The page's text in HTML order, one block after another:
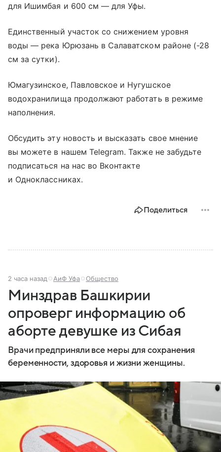
для Ишимбая и 600 см — для Уфы.
Единственный участок со снижением уровня
воды — река Юрюзань в Салаватском районе (-28
см за сутки).
Юмагузинское, Павловское и Нугушское
водохранилища продолжают работать в режиме
наполнения.
Обсудить эту новость и высказать свое мнение
вы можете в нашем Telegram. Также не забудьте
подписаться на нас во Вконтакте
и Одноклассниках.
Поделиться
2 часа назад АиФ Уфа Общество
Минздрав Башкирии
опроверг информацию об
аборте девушке из Сибая
Врачи предприняли все меры для сохранения
беременности, здоровья и жизни женщины.